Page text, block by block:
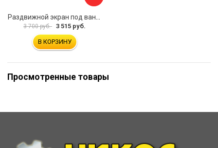
3 700 руб. 3 515 руб.
В КОРЗИНУ
Просмотренные товары